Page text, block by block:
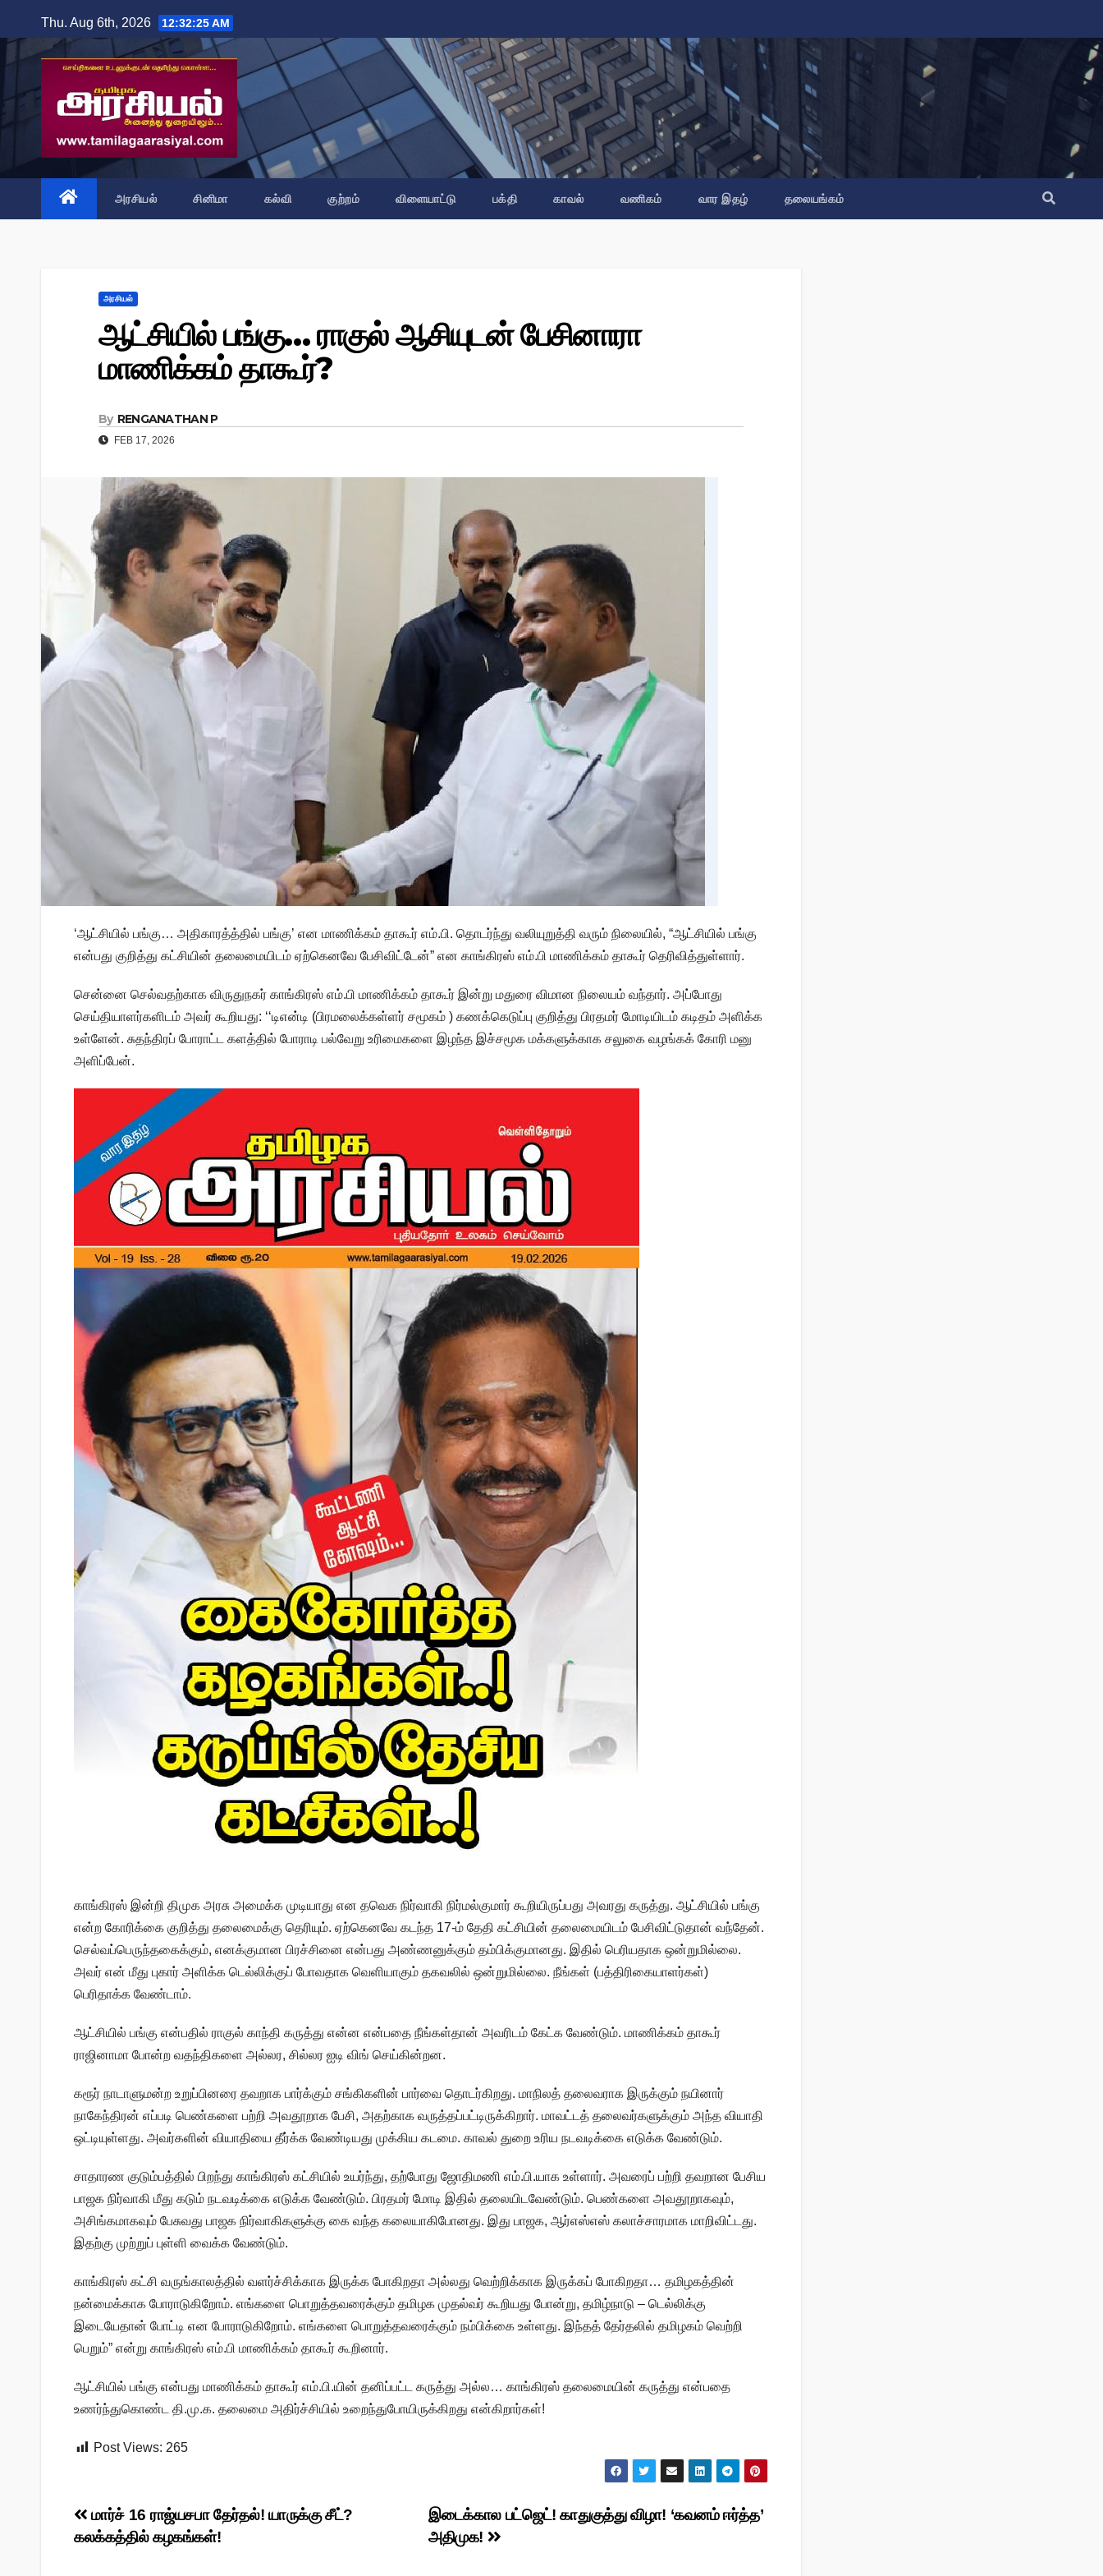
to
content
Thu. Aug 6th, 2026 12:32:27 AM
அரசியல் சினிமா கல்வி குற்றம் விளையாட்டு பக்தி காவல் வணிகம் வார இதழ் தலையங்கம்
அரசியல்
ஆட்சியில் பங்கு… ராகுல் ஆசியுடன் பேசினாரா
மாணிக்கம் தாகூர்?
By RENGANATHAN P
FEB 17, 2026
‘ஆட்சியில் பங்கு… அதிகாரத்த்தில் பங்கு’ என மாணிக்கம் தாகூர் எம்.பி. தொடர்ந்து வலியுறுத்தி வரும் நிலையில், “ஆட்சியில் பங்கு
என்பது குறித்து கட்சியின் தலைமையிடம் ஏற்கெனவே பேசிவிட்டேன்” என காங்கிரஸ் எம்.பி மாணிக்கம் தாகூர் தெரிவித்துள்ளார்.
சென்னை செல்வதற்காக விருதுநகர் காங்கிரஸ் எம்.பி மாணிக்கம் தாகூர் இன்று மதுரை விமான நிலையம் வந்தார். அப்போது
செய்தியாளர்களிடம் அவர் கூறியது: ‘‘டிஎன்டி (பிரமலைக்கள்ளர் சமூகம் ) கணக்கெடுப்பு குறித்து பிரதமர் மோடியிடம் கடிதம் அளிக்க
உள்ளேன். சுதந்திரப் போராட்ட களத்தில் போராடி பல்வேறு உரிமைகளை இழந்த இச்சமூக மக்களுக்காக சலுகை வழங்கக் கோரி மனு
அளிப்பேன்.
காங்கிரஸ் இன்றி திமுக அரசு அமைக்க முடியாது என தவெக நிர்வாகி நிர்மல்குமார் கூறியிருப்பது அவரது கருத்து. ஆட்சியில் பங்கு
என்ற கோரிக்கை குறித்து தலைமைக்கு தெரியும். ஏற்கெனவே கடந்த 17-ம் தேதி கட்சியின் தலைமையிடம் பேசிவிட்டுதான் வந்தேன்.
செல்வப்பெருந்தகைக்கும், எனக்குமான பிரச்சினை என்பது அண்ணனுக்கும் தம்பிக்குமானது. இதில் பெரியதாக ஒன்றுமில்லை.
அவர் என் மீது புகார் அளிக்க டெல்லிக்குப் போவதாக வெளியாகும் தகவலில் ஒன்றுமில்லை. நீங்கள் (பத்திரிகையாளர்கள்)
பெரிதாக்க வேண்டாம்.
ஆட்சியில் பங்கு என்பதில் ராகுல் காந்தி கருத்து என்ன என்பதை நீங்கள்தான் அவரிடம் கேட்க வேண்டும். மாணிக்கம் தாகூர்
ராஜினாமா போன்ற வதந்திகளை அல்லர, சில்லர ஐடி விங் செய்கின்றன.
கரூர் நாடாளுமன்ற உறுப்பினரை தவறாக பார்க்கும் சங்கிகளின் பார்வை தொடர்கிறது. மாநிலத் தலைவராக இருக்கும் நயினார்
நாகேந்திரன் எப்படி பெண்களை பற்றி அவதூறாக பேசி, அதற்காக வருத்தப்பட்டிருக்கிறார். மாவட்டத் தலைவர்களுக்கும் அந்த வியாதி
ஒட்டியுள்ளது. அவர்களின் வியாதியை தீர்க்க வேண்டியது முக்கிய கடமை. காவல் துறை உரிய நடவடிக்கை எடுக்க வேண்டும்.
சாதாரண குடும்பத்தில் பிறந்து காங்கிரஸ் கட்சியில் உயர்ந்து, தற்போது ஜோதிமணி எம்.பி.யாக உள்ளார். அவரைப் பற்றி தவறான பேசிய
பாஜக நிர்வாகி மீது கடும் நடவடிக்கை எடுக்க வேண்டும். பிரதமர் மோடி இதில் தலையிடவேண்டும். பெண்களை அவதூறாகவும்,
அசிங்கமாகவும் பேசுவது பாஜக நிர்வாகிகளுக்கு கை வந்த கலையாகிபோனது. இது பாஜக, ஆர்எஸ்எஸ் கலாச்சாரமாக மாறிவிட்டது.
இதற்கு முற்றுப் புள்ளி வைக்க வேண்டும்.
காங்கிரஸ் கட்சி வருங்காலத்தில் வளர்ச்சிக்காக இருக்க போகிறதா அல்லது வெற்றிக்காக இருக்கப் போகிறதா… தமிழகத்தின்
நன்மைக்காக போராடுகிறோம். எங்களை பொறுத்தவரைக்கும் தமிழக முதல்வர் கூறியது போன்று, தமிழ்நாடு – டெல்லிக்கு
இடையேதான் போட்டி என போராடுகிறோம். எங்களை பொறுத்தவரைக்கும் நம்பிக்கை உள்ளது. இந்தத் தேர்தலில் தமிழகம் வெற்றி
பெறும்” என்று காங்கிரஸ் எம்.பி மாணிக்கம் தாகூர் கூறினார்.
ஆட்சியில் பங்கு என்பது மாணிக்கம் தாகூர் எம்.பி.யின் தனிப்பட்ட கருத்து அல்ல… காங்கிரஸ் தலைமையின் கருத்து என்பதை
உணர்ந்துகொண்ட தி.மு.க. தலைமை அதிர்ச்சியில் உறைந்துபோயிருக்கிறது என்கிறார்கள்!
Post Views: 265
Post
navigation
இடைக்கால பட்ஜெட்! காதுகுத்து விழா! ‘கவனம் ஈர்த்த’
அதிமுக!
மார்ச் 16 ராஜ்யசபா தேர்தல்! யாருக்கு சீட்?
கலக்கத்தில் கழகங்கள்!